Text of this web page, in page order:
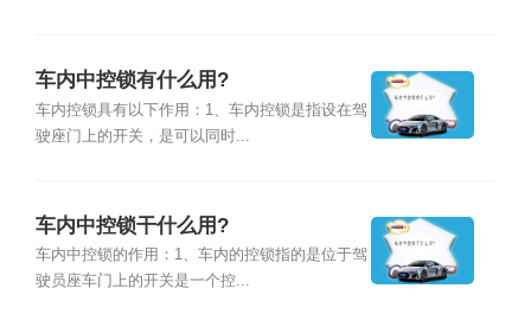
车内中控锁有什么用?
车内控锁具有以下作用：1、车内控锁是指设在驾
驶座门上的开关，是可以同时...
车内中控锁干什么用?
车内中控锁的作用：1、车内的控锁指的是位于驾
驶员座车门上的开关是一个控...